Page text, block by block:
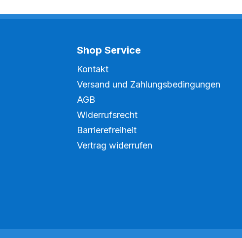
Shop Service
Kontakt
Versand und Zahlungsbedingungen
AGB
Widerrufsrecht
Barrierefreiheit
Vertrag widerrufen